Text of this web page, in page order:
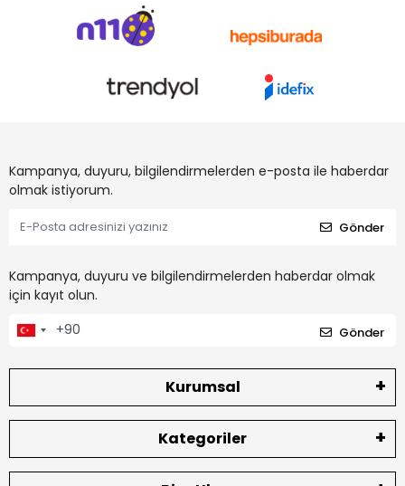
Kampanya, duyuru, bilgilendirmelerden e-posta ile haberdar
olmak istiyorum.
Gönder
Kampanya, duyuru ve bilgilendirmelerden haberdar olmak
için kayıt olun.
Gönder
Kurumsal
Kategoriler